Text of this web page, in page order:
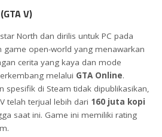
V)
North dan dirilis untuk PC pada
game open-world yang menawarkan
cerita yang kaya dan mode
melalui GTA Online.
spesifik di Steam tidak dipublikasikan,
telah terjual lebih dari 160 juta kopi
saat ini. Game ini memiliki rating